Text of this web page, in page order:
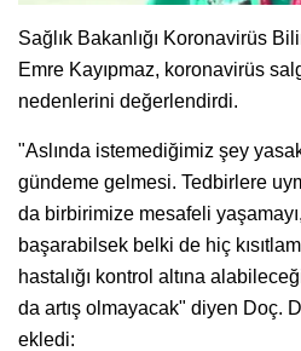
Sağlık Bakanlığı Koronavirüs
Emre Kayıpmaz, koronavirüs
nedenlerini değerlendirdi.
"Aslında istemediğimiz şey
gündeme gelmesi. Tedbirlere
da birbirimize mesafeli
başarabilsek belki de hiç
hastalığı kontrol altına
da artış olmayacak" diyen Doç.
ekledi: